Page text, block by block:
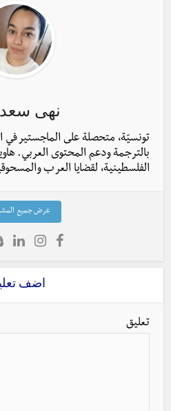
نهى
تونسيّة، متحصلة على الماجستير في
بالترجمة ودعم المحتوى العربي.
الفلسطينية، لقضايا العرب
عرض جميع
اضف
تعليق